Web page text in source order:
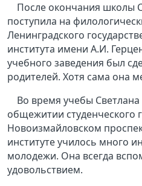
После окончания школы
поступила на
Ленинградского
института имени А.И.
учебного заведения был
родителей. Хотя сама она
Во время учебы
общежитии студенческого
Новоизмайловском
институте училось много
молодежи. Она всегда
удовольствием.